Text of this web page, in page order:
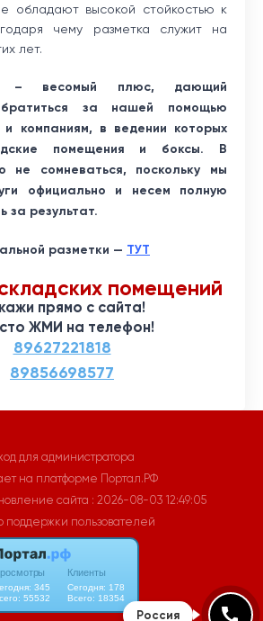
Россия
обладают высокой стойкостью к
чему разметка служит на
лет.
– весомый плюс, дающий
за нашей помощью
компаниям, в ведении которых
помещения и боксы. В
не сомневаться, поскольку мы
официально и несем полную
за результат.
разметки — ТУТ
помещений
прямо с сайта!
ЖМИ на телефон!
для администратора
на платформе Портал.РФ
сайта : 2026-08-03 12:49:05
поддержки пользователей